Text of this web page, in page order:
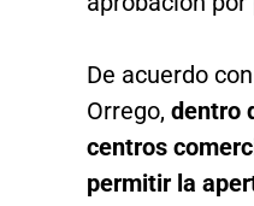
De acuerdo
Orrego, dentro
centros
permitir la